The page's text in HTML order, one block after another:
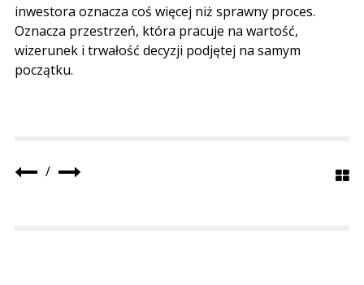
inwestora oznacza coś więcej niż sprawny proces.
Oznacza przestrzeń, która pracuje na wartość,
wizerunek i trwałość decyzji podjętej na samym
początku.
/